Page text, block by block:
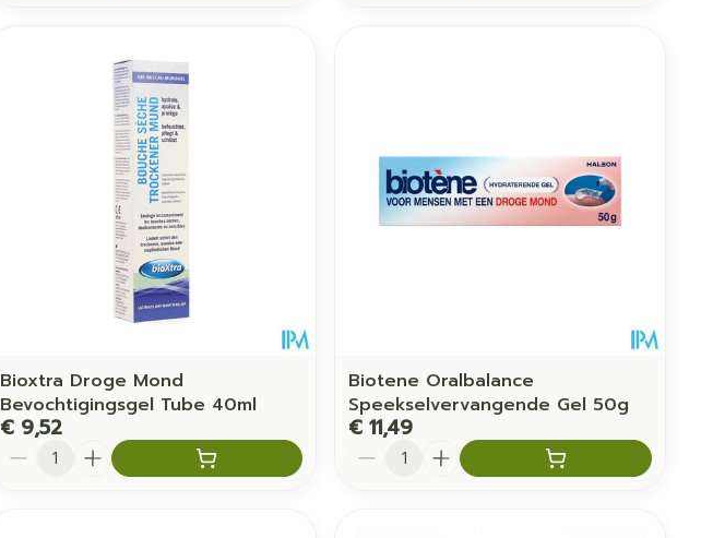
Bioxtra Droge Mond
Bevochtigingsgel Tube 40ml
€ 9,52
Aantal
Biotene Oralbalance
Speekselvervangende Gel 50g
€ 11,49
Aantal